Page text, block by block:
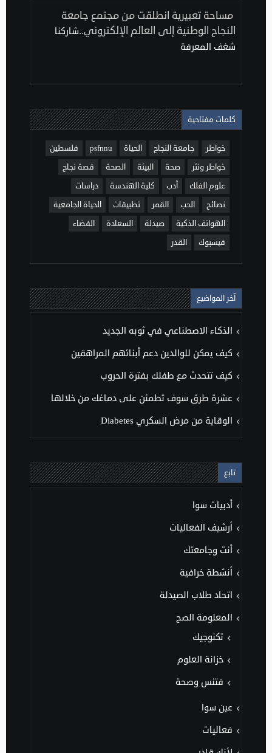
مساحة تعبيرية انطلقت من مجتمع جامعة
النجاح الوطنية إلى العالم الإلكتروني..شاركنا
شغف المعرفة
كلمات مفتاحية
خواطر جامعة النجاح الحياة psfnnu
فلسطين
خواطر ونثر
صحة البيئة الصحة
قصة نجاح
علوم الفلك
أدب كلية الهندسة
دراسات
نصائح
الحب القمر تطبيقات
الحياة الجامعية
الهواتف الذكية
صيدلة السعادة
الفضاء
فيسبوك
القدر
آخر المواضيع
الذكاء الاصطناعي في ثوبه الجديد
كيف يمكن للوالدين دعم أبنائهم المراهقين
كيف تتحدث مع طفلك بفترة الحروب
عشرة طرق سوف تطمئن على دماغك من خلالها
الوقاية من مرض السكري Diabetes
تابع
أدبيات سوا
أرشيف الفعاليات
أنت وجامعتك
أنشطة خرافية
اتحاد طلاب الصيدلة
المعلومة الصح
تكنوجيك
خزانة العلوم
فتنس وصحة
عين سوا
فعاليات